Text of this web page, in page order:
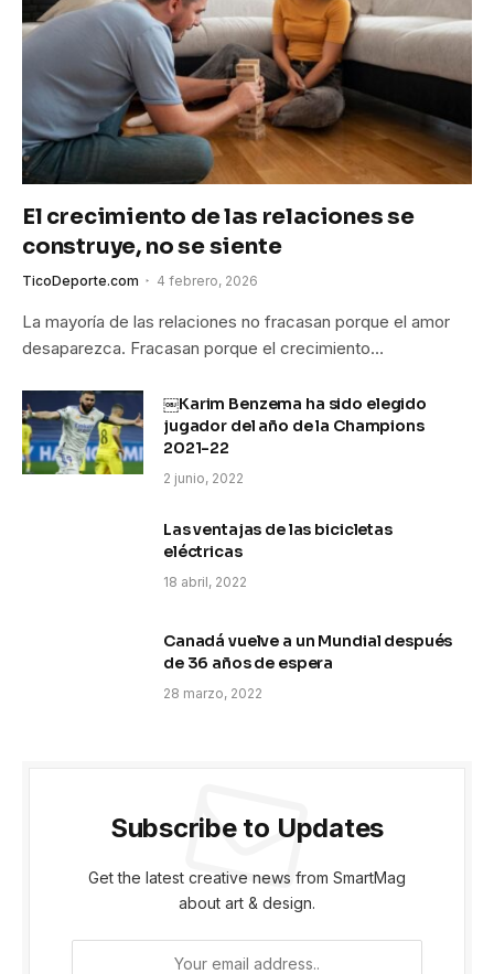
El crecimiento de las relaciones se
construye, no se siente
TicoDeporte.com 4 febrero, 2026
La mayoría de las relaciones no fracasan porque el amor
desaparezca. Fracasan porque el crecimiento…
￼Karim Benzema ha sido elegido
jugador del año de la Champions
2021-22
2 junio, 2022
Las ventajas de las bicicletas
eléctricas
18 abril, 2022
Canadá vuelve a un Mundial después
de 36 años de espera
28 marzo, 2022
Subscribe to Updates
Get the latest creative news from SmartMag
about art & design.